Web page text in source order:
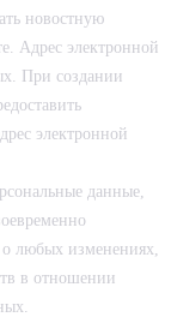
новостную
Адрес электронной
При создании
электронной
данные,
любых изменениях,
в отношении